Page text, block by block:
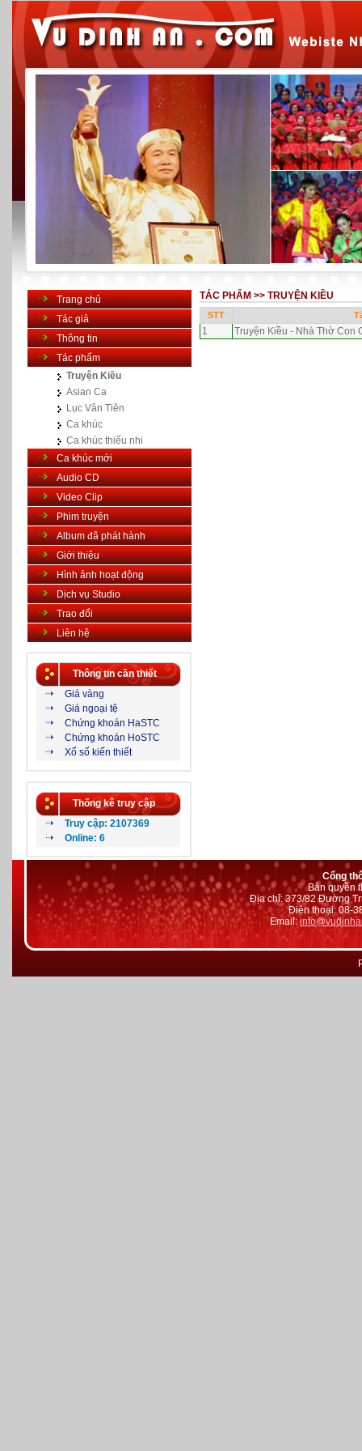
Trang chủ
Tác giả
Thông tin
Tác phẩm
Truyện Kiều
Asian Ca
Lục Vân Tiên
Ca khúc
Ca khúc thiếu nhi
Ca khúc mới
Audio CD
Video Clip
Phim truyện
Album đã phát hành
Giới thiệu
Hình ảnh hoạt động
Dịch vụ Studio
Trao đổi
Liên hệ
Thông tin cần thiết
Giá vàng
Giá ngoại tệ
Chứng khoán HaSTC
Chứng khoán HoSTC
Xổ số kiến thiết
Thống kê truy cập
Truy cập: 2107369
Online: 6
TÁC PHẨM >> TRUYỆN KIỀU
STT
1 Truyện Kiều - Nhà Thờ Con
Cổng
Bản quyền
Địa chỉ: 373/82 Đường
Điện thoại: 08-
Email: